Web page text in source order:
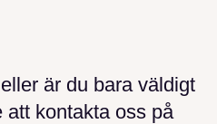
är du bara väldigt
att kontakta oss på